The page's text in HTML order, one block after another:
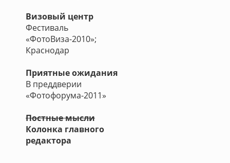
Визовый центр
Фестиваль
«ФотоВиза-2010»;
Краснодар
Приятные ожидания
В преддверии
«Фотофорума-2011»
Постные мысли
Колонка главного
редактора